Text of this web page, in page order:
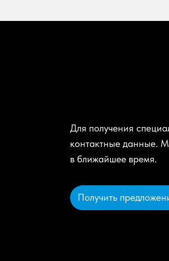
Для получения
контактные данные.
в ближайшее время.
Получить